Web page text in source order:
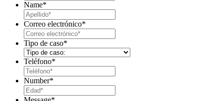
Name*
Correo electrónico*
Tipo de caso*
Teléfono*
Number*